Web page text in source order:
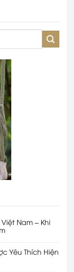
Nam – Khi
Yêu Thích Hiện